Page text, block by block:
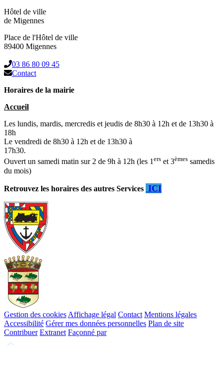
Hôtel de ville
de Migennes
Place de l'Hôtel de ville
89400 Migennes
03 86 80 09 45
Contact
Horaires de la mairie
Accueil
Les lundis, mardis, mercredis et jeudis de 8h30 à 12h et de 13h30 à
18h
Le vendredi de 8h30 à 12h et de 13h30 à
17h30.
Ouvert un samedi matin sur 2 de 9h à 12h (les 1ers et 3èmes samedis
du mois)
Retrouvez les horaires des autres Services ICI
Gestion des cookies Affichage légal Contact Mentions légales
Accessibilité Gérer mes données personnelles Plan de site
Contribuer Extranet Façonné par